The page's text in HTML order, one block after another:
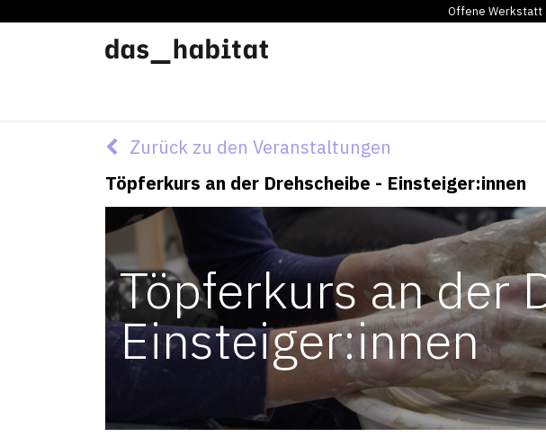
Offene Werkstatt
Zurück zu den Veranstaltungen
Töpferkurs an der Drehscheibe - Einsteiger:innen
Töpferkurs an der
Einsteiger:innen